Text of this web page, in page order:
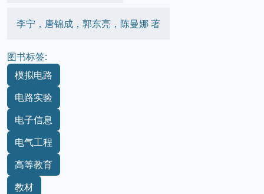
李宁，唐锦成，郭东亮，陈曼娜 著
图书标签:
模拟电路
电路实验
电子信息
电气工程
高等教育
教材